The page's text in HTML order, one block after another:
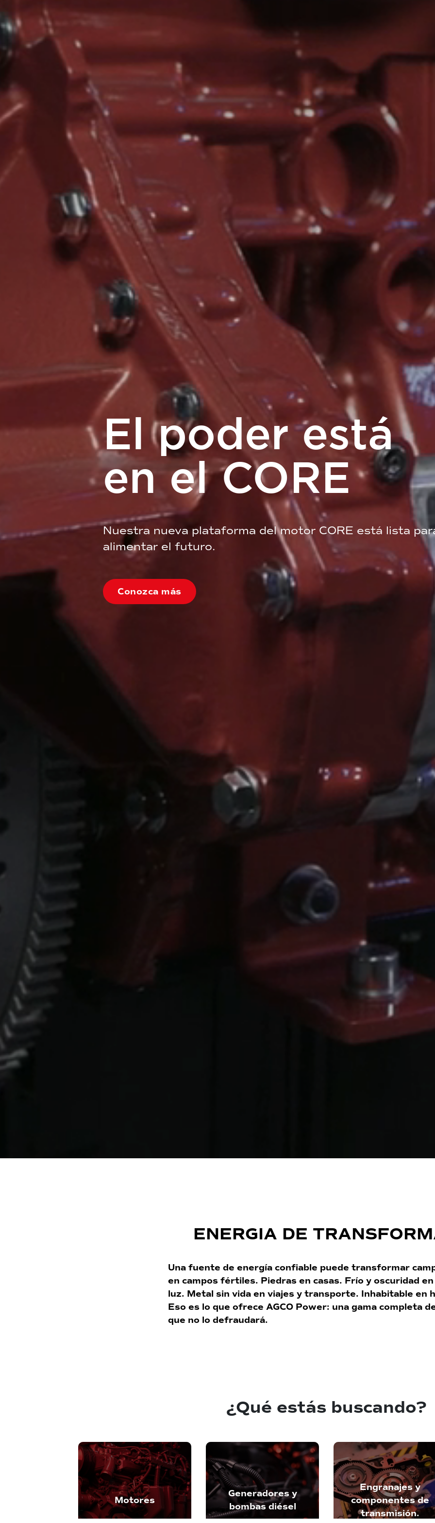
El poder está
en el CORE
Nuestra nueva plataforma del motor CORE está lista
alimentar el futuro.
Conozca más
ENERGIA DE
Una fuente de energía confiable puede transformar
en campos fértiles. Piedras en casas. Frío y oscuridad
luz. Metal sin vida en viajes y transporte. Inhabitable en
Eso es lo que ofrece AGCO Power: una gama completa
que no lo defraudará.
¿Qué estás buscando?
Motores
Generadores y
bombas diésel
Engranajes y
componentes de
transmisión.